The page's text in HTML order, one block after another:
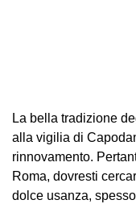
La bella tradizione
alla vigilia di
rinnovamento.
Roma, dovresti
dolce usanza,